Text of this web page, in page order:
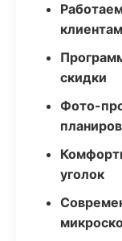
скидки
Фото-
уголок